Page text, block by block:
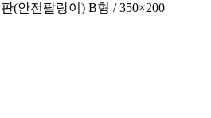
(안전팔랑이) B형 / 350×200